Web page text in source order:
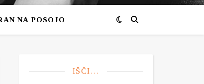
NA POSOJO
IŠČI…